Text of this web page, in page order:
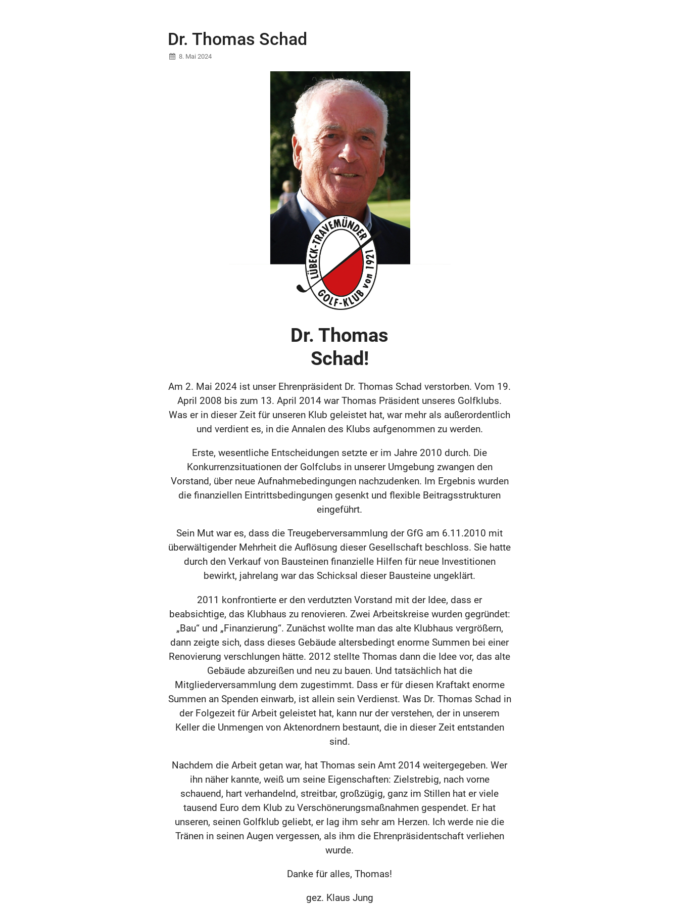
Dr. Thomas Schad
8. Mai 2024
Dr. Thomas
Schad!
Am 2. Mai 2024 ist unser Ehrenpräsident Dr. Thomas Schad verstorben. Vom 19.
April 2008 bis zum 13. April 2014 war Thomas Präsident unseres Golfklubs.
Was er in dieser Zeit für unseren Klub geleistet hat, war mehr als außerordentlich
und verdient es, in die Annalen des Klubs aufgenommen zu werden.
Erste, wesentliche Entscheidungen setzte er im Jahre 2010 durch. Die
Konkurrenzsituationen der Golfclubs in unserer Umgebung zwangen den
Vorstand, über neue Aufnahmebedingungen nachzudenken. Im Ergebnis wurden
die finanziellen Eintrittsbedingungen gesenkt und flexible Beitragsstrukturen
eingeführt.
Sein Mut war es, dass die Treugeberversammlung der GfG am 6.11.2010 mit
überwältigender Mehrheit die Auflösung dieser Gesellschaft beschloss. Sie hatte
durch den Verkauf von Bausteinen finanzielle Hilfen für neue Investitionen
bewirkt, jahrelang war das Schicksal dieser Bausteine ungeklärt.
2011 konfrontierte er den verdutzten Vorstand mit der Idee, dass er
beabsichtige, das Klubhaus zu renovieren. Zwei Arbeitskreise wurden gegründet:
„Bau“ und „Finanzierung“. Zunächst wollte man das alte Klubhaus vergrößern,
dann zeigte sich, dass dieses Gebäude altersbedingt enorme Summen bei einer
Renovierung verschlungen hätte. 2012 stellte Thomas dann die Idee vor, das alte
Gebäude abzureißen und neu zu bauen. Und tatsächlich hat die
Mitgliederversammlung dem zugestimmt. Dass er für diesen Kraftakt enorme
Summen an Spenden einwarb, ist allein sein Verdienst. Was Dr. Thomas Schad in
der Folgezeit für Arbeit geleistet hat, kann nur der verstehen, der in unserem
Keller die Unmengen von Aktenordnern bestaunt, die in dieser Zeit entstanden
sind.
Nachdem die Arbeit getan war, hat Thomas sein Amt 2014 weitergegeben. Wer
ihn näher kannte, weiß um seine Eigenschaften: Zielstrebig, nach vorne
schauend, hart verhandelnd, streitbar, großzügig, ganz im Stillen hat er viele
tausend Euro dem Klub zu Verschönerungsmaßnahmen gespendet. Er hat
unseren, seinen Golfklub geliebt, er lag ihm sehr am Herzen. Ich werde nie die
Tränen in seinen Augen vergessen, als ihm die Ehrenpräsidentschaft verliehen
wurde.
Danke für alles, Thomas!
gez. Klaus Jung